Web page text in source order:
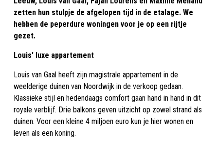
zetten hun stulpje de afgelopen tijd in de etalage. We
hebben de peperdure woningen voor je op een rijtje
gezet.
Louis' luxe appartement
Louis van Gaal heeft zijn magistrale appartement in de
weelderige duinen van Noordwijk in de verkoop gedaan.
Klassieke stijl en hedendaags comfort gaan hand in hand in dit
royale verblijf. Drie balkons geven uitzicht op zowel strand als
duinen. Voor een kleine 4 miljoen euro kun je hier wonen en
leven als een koning.